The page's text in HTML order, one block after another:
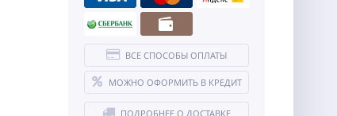
ВСЕ СПОСОБЫ ОПЛАТЫ
МОЖНО ОФОРМИТЬ В КРЕДИТ
ПОДРОБНЕЕ О ДОСТАВКЕ